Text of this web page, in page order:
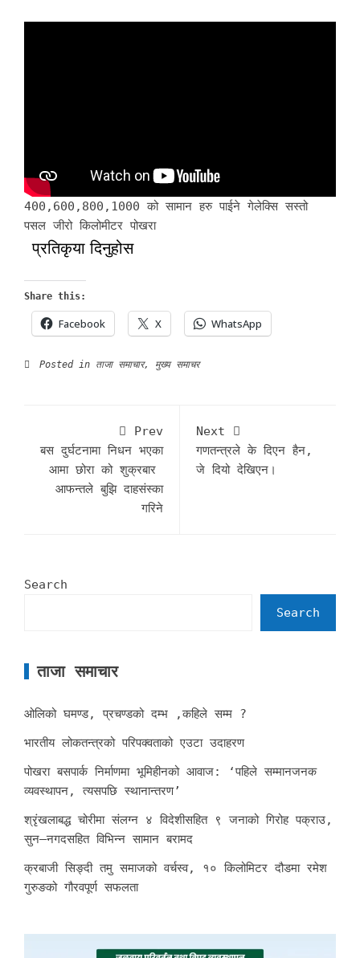
400,600,800,1000 को सामान हरु पाईने गेलेक्सि सस्तो
पसल जीरो किलोमीटर पोखरा
प्रतिकृया दिनुहोस
Share this:
Facebook X WhatsApp
Posted in ताजा समाचार, मुख्य समाचर
Prev
बस दुर्घटनामा निधन भएका
आमा छोरा को शुक्रबार
आफन्तले बुझि दाहसंस्का
गरिने
Next
गणतन्त्रले के दिएन हैन,
जे दियो देखिएन।
Search
Search
ताजा समाचार
ओलिको घमण्ड, प्रचण्डको दम्भ ,कहिले सम्म ?
भारतीय लोकतन्त्रको परिपक्वताको एउटा उदाहरण
पोखरा बसपार्क निर्माणमा भूमिहीनको आवाज: ‘पहिले सम्मानजनक
व्यवस्थापन, त्यसपछि स्थानान्तरण’
श्रृंखलाबद्ध चोरीमा संलग्न ४ विदेशीसहित ९ जनाको गिरोह पक्राउ,
सुन–नगदसहित विभिन्न सामान बरामद
क्रबाजी सिङ्दी तमु समाजको वर्चस्व, १० किलोमिटर दौडमा रमेश
गुरुङको गौरवपूर्ण सफलता